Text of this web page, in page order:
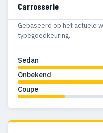
Carrosserie
Gebaseerd op het actuele
typegoedkeuring.
Sedan
Onbekend
Coupe